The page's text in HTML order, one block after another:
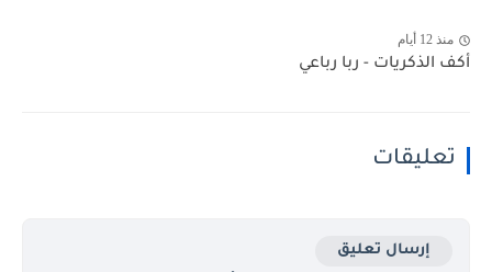
منذ 12 أيام
أكف الذكريات - ربا رباعي
تعليقات
إرسال تعليق